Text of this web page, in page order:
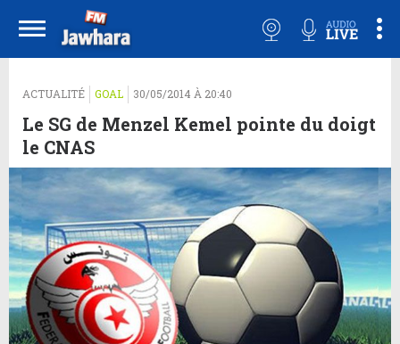
ACTUALITÉ GOAL 30/05/2014 À 20:40
Le SG de Menzel Kemel pointe du doigt
le CNAS